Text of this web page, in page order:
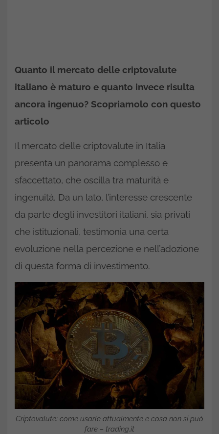
Quanto il mercato delle criptovalute
italiano è maturo e quanto invece risulta
ancora ingenuo? Scopriamolo con questo
articolo
Il mercato delle criptovalute in Italia
presenta un panorama complesso e
sfaccettato, che oscilla tra maturità e
ingenuità. Da un lato, l’interesse crescente
da parte degli investitori italiani, sia privati
che istituzionali, testimonia una certa
evoluzione nella percezione e nell’adozione
di questa forma di investimento.
Criptovalute: come usarle attualmente e cosa non si può
fare – trading.it